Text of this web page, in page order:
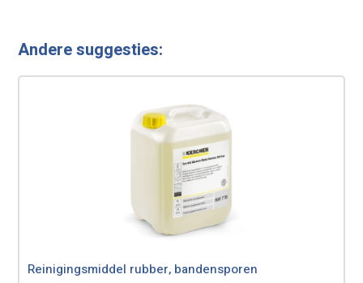
Andere suggesties:
Reinigingsmiddel rubber, bandensporen